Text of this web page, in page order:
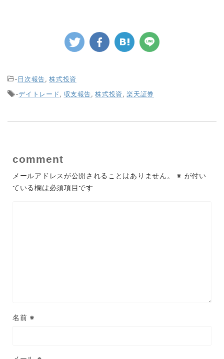
-日次報告,株式投資
-デイトレード, 収支報告,株式投資,楽天証券
comment
メールアドレスが公開されることはありません。 ※ が付い
ている欄は必須項目です
名前 ※